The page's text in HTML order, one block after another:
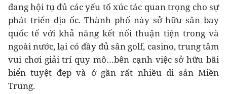
đang hội tụ đủ các yếu tố xúc tác quan trọng cho sự
phát triển địa ốc. Thành phố này sở hữu sân bay
quốc tế với khả năng kết nối thuận tiện trong và
ngoài nước, lại có đầy đủ sân golf, casino, trung tâm
vui chơi giải trí quy mô…bên cạnh việc sở hữu bãi
biển tuyệt đẹp và ở gần rất nhiều di sản Miền
Trung.